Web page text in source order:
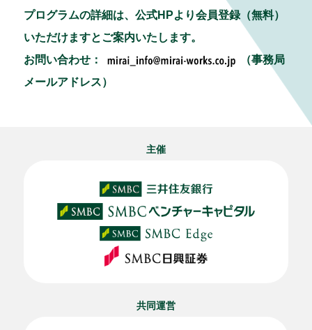
プログラムの詳細は、公式HPより会員登録（無料）
いただけますとご案内いたします。
お問い合わせ：
（事務局
メールアドレス）
主催
共同運営